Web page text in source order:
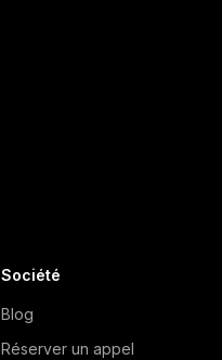
Société
Blog
Réserver un appel